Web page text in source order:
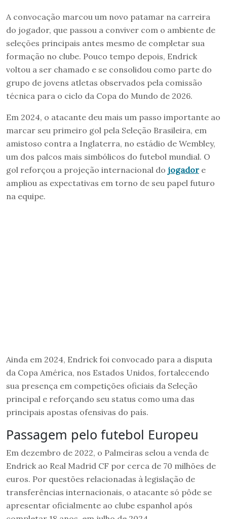
A convocação marcou um novo patamar na carreira
do jogador, que passou a conviver com o ambiente de
seleções principais antes mesmo de completar sua
formação no clube. Pouco tempo depois, Endrick
voltou a ser chamado e se consolidou como parte do
grupo de jovens atletas observados pela comissão
técnica para o ciclo da Copa do Mundo de 2026.
Em 2024, o atacante deu mais um passo importante ao
marcar seu primeiro gol pela Seleção Brasileira, em
amistoso contra a Inglaterra, no estádio de Wembley,
um dos palcos mais simbólicos do futebol mundial. O
gol reforçou a projeção internacional do jogador e
ampliou as expectativas em torno de seu papel futuro
na equipe.
Ainda em 2024, Endrick foi convocado para a disputa
da Copa América, nos Estados Unidos, fortalecendo
sua presença em competições oficiais da Seleção
principal e reforçando seu status como uma das
principais apostas ofensivas do país.
Passagem pelo futebol Europeu
Em dezembro de 2022, o Palmeiras selou a venda de
Endrick ao Real Madrid CF por cerca de 70 milhões de
euros. Por questões relacionadas à legislação de
transferências internacionais, o atacante só pôde se
apresentar oficialmente ao clube espanhol após